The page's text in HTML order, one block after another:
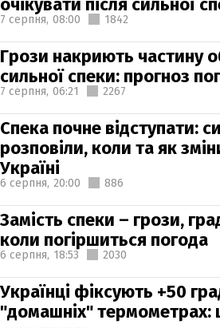
7 серпня, 08:00 1842
Грози накриють частину
сильної спеки: прогноз
7 серпня, 06:21 2267
Спека почне відступати:
розповіли, коли та як
Україні
6 серпня, 20:00 886
Замість спеки – грози,
коли погіршиться погода
6 серпня, 18:53 2030
Українці фіксують +50
"домашніх" термометрах: